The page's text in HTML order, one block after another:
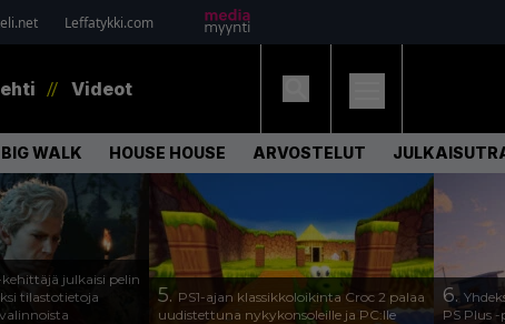
Leffatykki.com
Videot
BIG WALK HOUSE HOUSE ARVOSTELUT
kehittäjä julkaisi pelin
tilastotietoja
5. PS1-ajan klassikkoloikinta Croc 2 palaa
uudistettuna nykykonsoleille ja PC:lle
6.
PS Plus